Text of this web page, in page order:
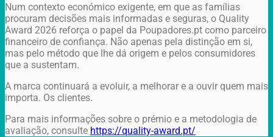
Num contexto económico exigente, em que as famílias
procuram decisões mais informadas e seguras, o Quality
Award 2026 reforça o papel da Poupadores.pt como parceiro
financeiro de confiança. Não apenas pela distinção em si,
mas pelo método que lhe dá origem e pelos consumidores
que a sustentam.
A marca continuará a evoluir, a melhorar e a ouvir quem mais
importa. Os clientes.
Para mais informações sobre o prémio e a metodologia de
avaliação, consulte https://quality-award.pt/